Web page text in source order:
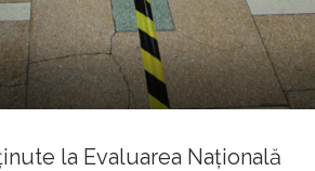
la Evaluarea Naţională